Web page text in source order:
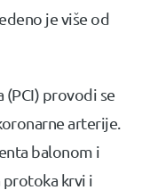
je više od
(PCI) provodi se
arterije.
balonom i
protoka krvi i